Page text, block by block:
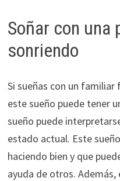
Soñar con una
sonriendo
Si sueñas con un
este sueño puede tener
sueño puede
estado actual. Este
haciendo bien y que
ayuda de otros. Además,